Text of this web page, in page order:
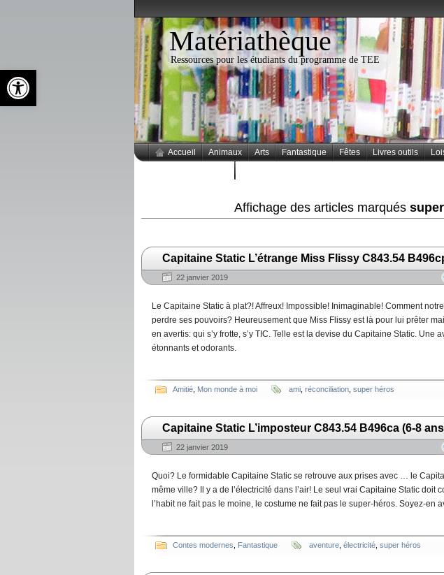
Ouvrir la barre d’outils
Matériathèque
Ressources pour les étudiants du programme de TEE
Accueil Animaux Arts Fantastique Fêtes Livres outils
Affichage des articles marqués
Capitaine Static L’étrange Miss Flissy C843.54
22 janvier 2019
Le Capitaine Static à plat?! Affreux! Impossible! Inimaginable! Comment
perdre ses pouvoirs? Heureusement que Miss Flissy est là pour lui prêter
en avertis: qui s’y frotte, s’y TIC. Telle est la devise du Capitaine Static. Une
étonnants et odorants.
Amitié Mon monde à moi ami réconciliation super héros
Capitaine Static L’imposteur C843.54 B496ca (6-8
22 janvier 2019
Quoi? Le formidable Capitaine Static se retrouve aux prises avec … le
même ville? Il y a de l’électricité dans l’air! Le seul vrai Capitaine Static doit
l’habit ne fait pas le moine, le costume ne fait pas le super-héros. Soyez-en
Contes modernes Fantastique aventure électricité super héros